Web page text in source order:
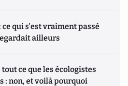
qui s'est vraiment passé
ailleurs
ce que les écologistes
: non, et voilà pourquoi